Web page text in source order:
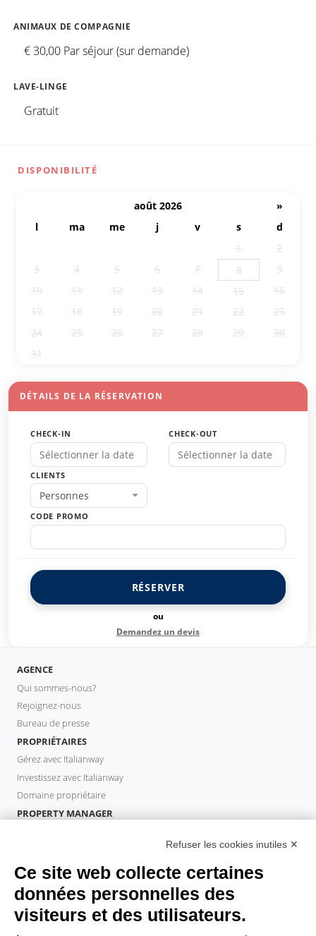
ANIMAUX DE COMPAGNIE
€ 30,00 Par séjour (sur demande)
LAVE-LINGE
Gratuit
DISPONIBILITÉ
août 2026
»
l
ma me j v s
d
1
2
3
4 5 6 7 8
9
10
11 12 13 14 15
16
17
18 19 20 21 22
23
24
25 26 27 28 29
30
31
DÉTAILS DE LA RÉSERVATION
CHECK-IN CHECK-OUT
CLIENTS
Personnes
CODE PROMO
RÉSERVER
ou
Demandez un devis
AGENCE
Qui sommes-nous?
Rejoignez-nous
Bureau de presse
PROPRIÉTAIRES
Gérez avec Italianway
Investissez avec Italianway
Domaine propriétaire
PROPERTY MANAGER
INVITÉS
Réservez un séjour
Séjour longue durée
Expériences pour les clients
Refuser les cookies inutiles ✕
Ce site web collecte certaines
données personnelles des
visiteurs et des utilisateurs.